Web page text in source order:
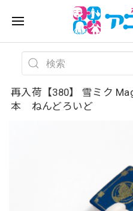
再入荷【380】 雪ミク
本 ねんどろいど